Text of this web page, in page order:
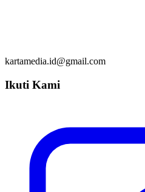
kartamedia.id@gmail.com
Ikuti Kami